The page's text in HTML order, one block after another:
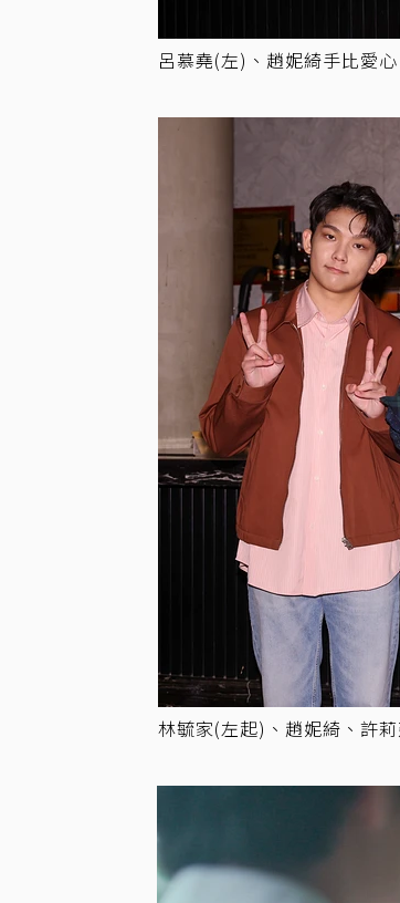
呂慕堯(左)、趙妮綺手比愛
林毓家(左起)、趙妮綺、許